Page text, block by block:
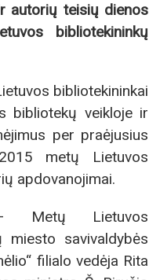
autorių teisių dienos
bibliotekininkų
bibliotekininkai
bibliotekų veikloje ir
per praėjusius
metų Lietuvos
apdovanojimai.
Metų Lietuvos
miesto savivaldybės
filialo vedėja Rita